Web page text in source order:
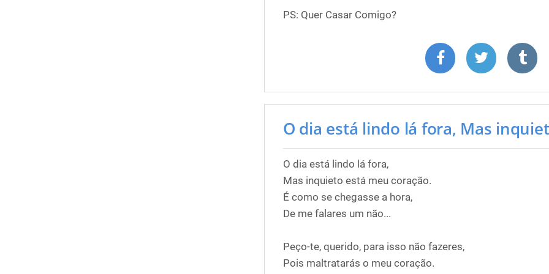
PS: Quer Casar Comigo?
O dia está lindo lá fora, Mas
O dia está lindo lá fora,
Mas inquieto está meu coração.
É como se chegasse a hora,
De me falares um não...
Peço-te, querido, para isso não fazeres,
Pois maltratarás o meu coração.